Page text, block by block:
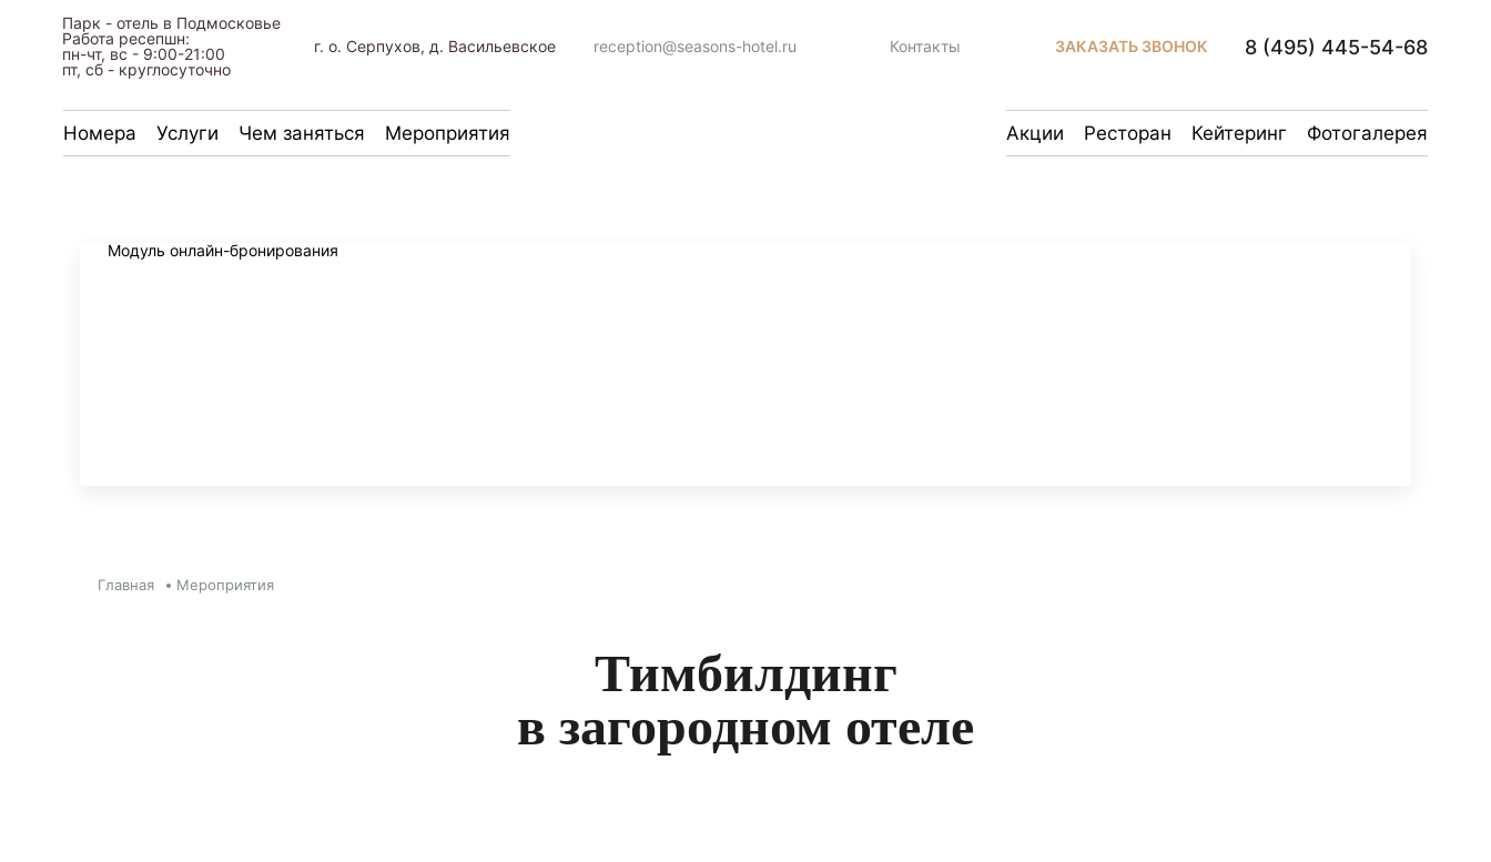
Парк - отель в Подмосковье
Работа ресепшн:
пн-чт, вс - 9:00-21:00
пт, сб - круглосуточно
г. о. Серпухов, д. Васильевское reception@seasons-hotel.ru Контакты ЗАКАЗАТЬ ЗВОНОК 8 (495) 445-54-68
Номера Услуги Чем заняться Мероприятия Акции Ресторан Кейтеринг Фотогалерея
Модуль онлайн-бронирования
Главная Мероприятия
Тимбилдинг
в загородном отеле